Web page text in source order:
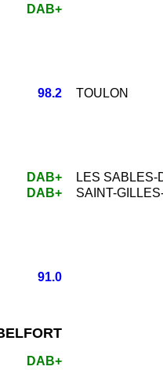
DAB+
98.2 TOULON
DAB+
LES SABLES-
DAB+ SAINT-
91.0
DAB+